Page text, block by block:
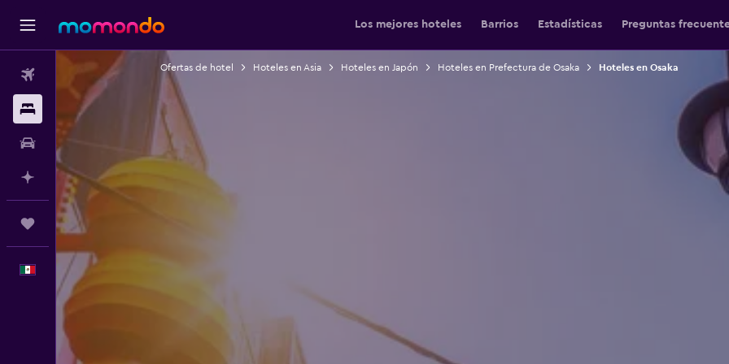
Los mejores hoteles Barrios Estadísticas Preguntas
Alojamientos
Planifica con IA
Trips
Español
Ofertas de hotel Hoteles en Asia Hoteles en Japón Hoteles en Prefectura de Osaka Hoteles en Osaka